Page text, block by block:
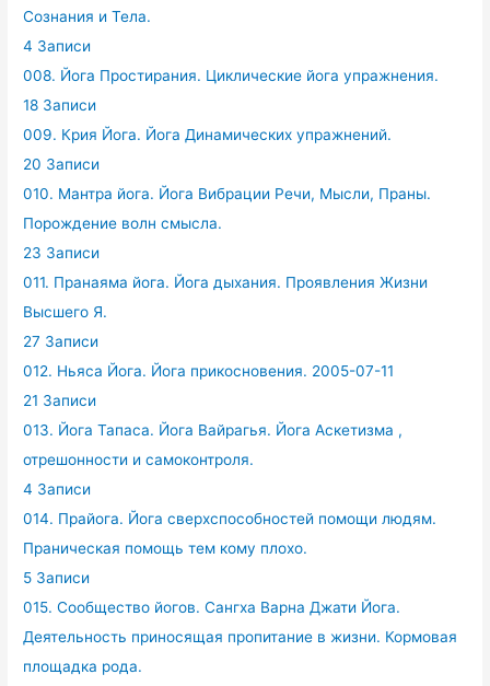
Сознания и Тела.
4 Записи
008. Йога Простирания. Циклические йога упражнения.
18 Записи
009. Крия Йога. Йога Динамических упражнений.
20 Записи
010. Мантра йога. Йога Вибрации Речи, Мысли, Праны.
Порождение волн смысла.
23 Записи
011. Пранаяма йога. Йога дыхания. Проявления Жизни
Высшего Я.
27 Записи
012. Ньяса Йога. Йога прикосновения. 2005-07-11
21 Записи
013. Йога Тапаса. Йога Вайрагья. Йога Аскетизма ,
отрешонности и самоконтроля.
4 Записи
014. Прайога. Йога сверхспособностей помощи людям.
Праническая помощь тем кому плохо.
5 Записи
015. Сообщество йогов. Сангха Варна Джати Йога.
Деятельность приносящая пропитание в жизни. Кормовая
площадка рода.